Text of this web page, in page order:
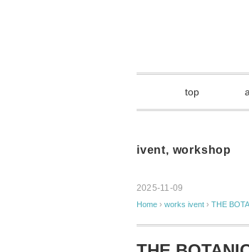
top
ivent, workshop
2025-11-09
Home › works ivent › THE